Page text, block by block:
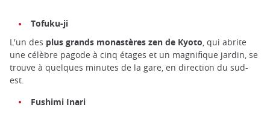
Tofuku-ji
L'un des plus grands monastères zen de Kyoto, qui abrite
une célèbre pagode à cinq étages et un magnifique jardin, se
trouve à quelques minutes de la gare, en direction du sud-
est.
Fushimi Inari